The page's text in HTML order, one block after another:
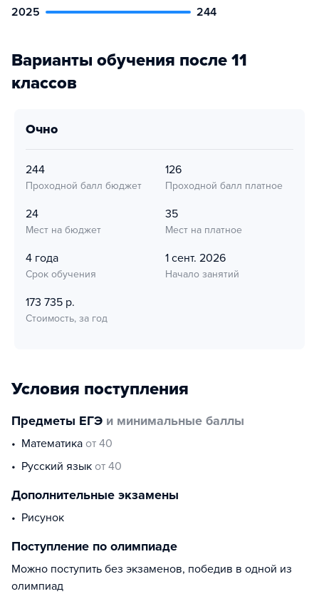
2025
244
Варианты обучения после 11
классов
очно
244
Проходной балл бюджет
126
Проходной балл платное
24
Мест на бюджет
35
Мест на платное
4 года
Срок обучения
1 сент. 2026
Начало занятий
173 735 р.
Стоимость, за год
Условия поступления
Предметы ЕГЭ и минимальные баллы
математика от 40
русский язык от 40
Дополнительные экзамены
Рисунок
Поступление по олимпиаде
Можно поступить без экзаменов, победив в одной из
олимпиад